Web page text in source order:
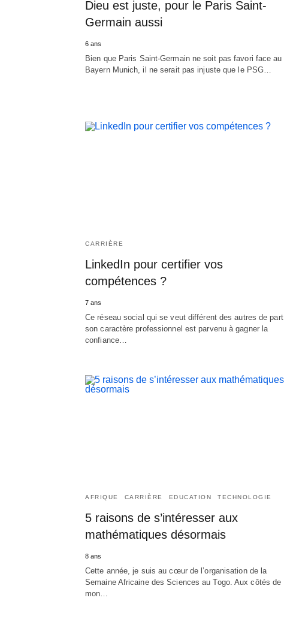
Dieu est juste, pour le Paris Saint-
Germain aussi
6 ans
Bien que Paris Saint-Germain ne soit pas favori face au
Bayern Munich, il ne serait pas injuste que le PSG…
CARRIÈRE
LinkedIn pour certifier vos
compétences ?
7 ans
Ce réseau social qui se veut différent des autres de part
son caractère professionnel est parvenu à gagner la
confiance…
AFRIQUE CARRIÈRE EDUCATION TECHNOLOGIE
5 raisons de s’intéresser aux
mathématiques désormais
8 ans
Cette année, je suis au cœur de l’organisation de la
Semaine Africaine des Sciences au Togo. Aux côtés de
mon…